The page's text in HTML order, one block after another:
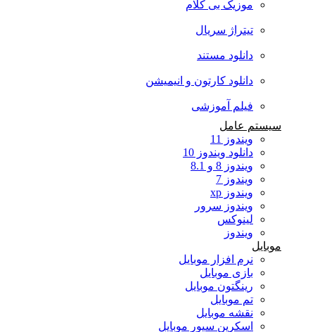
موزیک بی کلام
تیتراژ سریال
دانلود مستند
دانلود کارتون و انیمیشن
فیلم آموزشی
سیستم عامل
ویندوز 11
دانلود ویندوز 10
ویندوز 8 و 8.1
ویندوز 7
ویندوز xp
ویندوز سرور
لینوکس
ویندوز
موبایل
نرم افزار موبایل
بازی موبایل
رینگتون موبایل
تم موبایل
نقشه موبایل
اسکرین سیور موبایل